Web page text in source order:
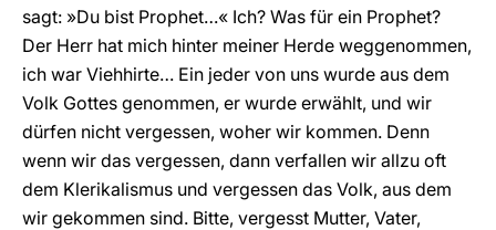
sagt: »Du bist Prophet…« Ich? Was für ein Prophet?
Der Herr hat mich hinter meiner Herde weggenommen,
ich war Viehhirte… Ein jeder von uns wurde aus dem
Volk Gottes genommen, er wurde erwählt, und wir
dürfen nicht vergessen, woher wir kommen. Denn
wenn wir das vergessen, dann verfallen wir allzu oft
dem Klerikalismus und vergessen das Volk, aus dem
wir gekommen sind. Bitte, vergesst Mutter, Vater,